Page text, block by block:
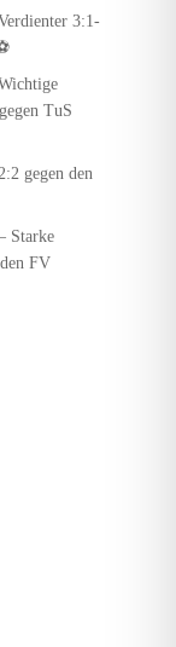
3:1-
TuS
gegen den
Starke
FV